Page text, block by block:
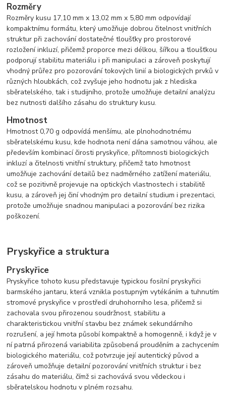
Rozměry
Rozměry kusu 17,10 mm x 13,02 mm x 5,80 mm odpovídají
kompaktnímu formátu, který umožňuje dobrou čitelnost vnitřních
struktur při zachování dostatečné tloušťky pro prostorové
rozložení inkluzí, přičemž proporce mezi délkou, šířkou a tloušťkou
podporují stabilitu materiálu i při manipulaci a zároveň poskytují
vhodný průřez pro pozorování tokových linií a biologických prvků v
různých hloubkách, což zvyšuje jeho hodnotu jak z hlediska
sběratelského, tak i studijního, protože umožňuje detailní analýzu
bez nutnosti dalšího zásahu do struktury kusu.
Hmotnost
Hmotnost 0,70 g odpovídá menšímu, ale plnohodnotnému
sběratelskému kusu, kde hodnota není dána samotnou váhou, ale
především kombinací čirosti pryskyřice, přítomnosti biologických
inkluzí a čitelnosti vnitřní struktury, přičemž tato hmotnost
umožňuje zachování detailů bez nadměrného zatížení materiálu,
což se pozitivně projevuje na optických vlastnostech i stabilitě
kusu, a zároveň jej činí vhodným pro detailní studium i prezentaci,
protože umožňuje snadnou manipulaci a pozorování bez rizika
poškození.
Pryskyřice a struktura
Pryskyřice
Pryskyřice tohoto kusu představuje typickou fosilní pryskyřici
barmského jantaru, která vznikla postupným vytékáním a tuhnutím
stromové pryskyřice v prostředí druhohorního lesa, přičemž si
zachovala svou přirozenou soudržnost, stabilitu a
charakteristickou vnitřní stavbu bez známek sekundárního
rozrušení, a její hmota působí kompaktně a homogenně, i když je v
ní patrná přirozená variabilita způsobená prouděním a zachycením
biologického materiálu, což potvrzuje její autentický původ a
zároveň umožňuje detailní pozorování vnitřních struktur i bez
zásahu do materiálu, čímž si zachovává svou vědeckou i
sběratelskou hodnotu v plném rozsahu.